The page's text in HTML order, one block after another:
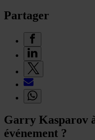
Partager
Garry Kasparov
événement ?